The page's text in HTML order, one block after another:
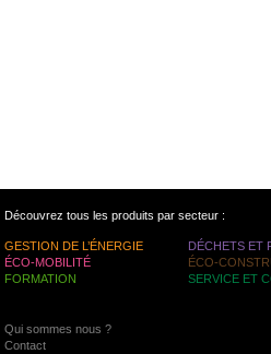
Découvrez tous les produits par secteur :
GESTION DE L’ÉNERGIE DÉCHETS ET
ÉCO-MOBILITÉ
ÉCO-
FORMATION
SERVICE ET
Qui sommes nous ?
Contact